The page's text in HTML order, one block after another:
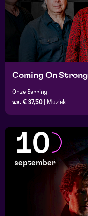
Coming On Strong
Onze Earring
v.a. € 37,50
Muziek
10
september